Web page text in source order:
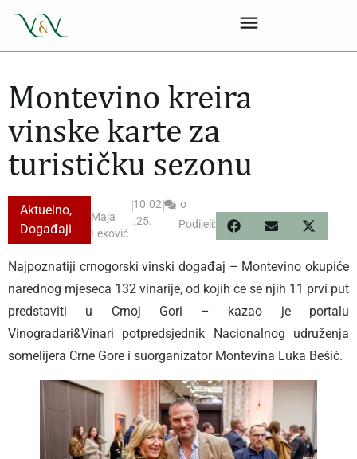
Montevino kreira
vinske karte za
turističku sezonu
Aktuelno,
Događaji
Maja
Leković
|10.02
.25.
|
o
Podijeli:
Najpoznatiji crnogorski vinski događaj – Montevino okupiće
narednog mjeseca 132 vinarije, od kojih će se njih 11 prvi put
predstaviti u Crnoj Gori – kazao je portalu
Vinogradari&Vinari potpredsjednik Nacionalnog udruženja
somelijera Crne Gore i suorganizator Montevina Luka Bešić.